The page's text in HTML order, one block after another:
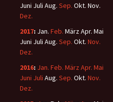
Juni Juli Aug. Sep. Okt. Nov.
Dez.
2017: Jan. Feb. MärzApr. Mai
Juni Juli Aug. Sep. Okt. Nov.
Dez.
2016: Jan. Feb. März Apr. Mai
Juni Juli Aug. Sep. Okt. Nov.
Dez.